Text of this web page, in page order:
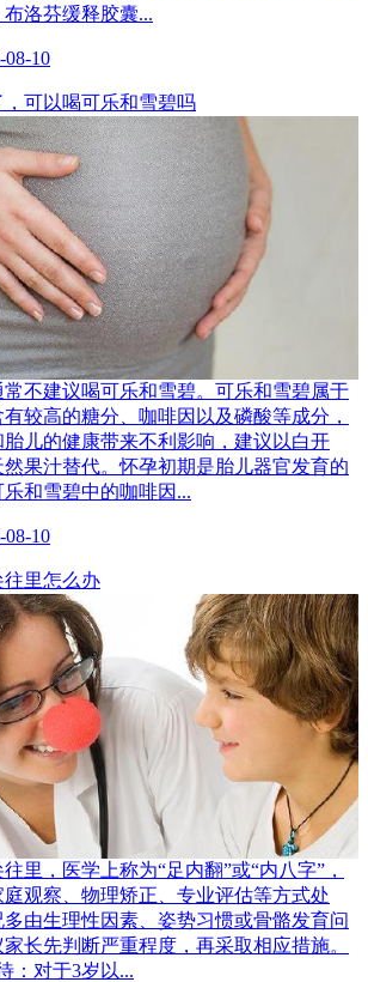
洛芬缓释胶囊...
08-10
可以喝可乐和雪碧吗
不建议喝可乐和雪碧。可乐和雪碧属于
较高的糖分、咖啡因以及磷酸等成分，
儿的健康带来不利影响，建议以白开
果汁替代。怀孕初期是胎儿器官发育的
和雪碧中的咖啡因...
08-10
里怎么办
里，医学上称为“足内翻”或“内八字”，
观察、物理矫正、专业评估等方式处
由生理性因素、姿势习惯或骨骼发育问
长先判断严重程度，再采取相应措施。
：对于3岁以...